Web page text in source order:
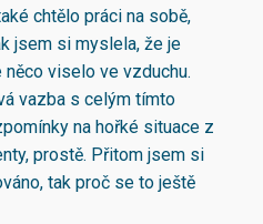
chtělo práci na sobě,
jsem si myslela, že je
viselo ve vzduchu.
vazba s celým tímto
na hořké situace z
prostě. Přitom jsem si
tak proč se to ještě